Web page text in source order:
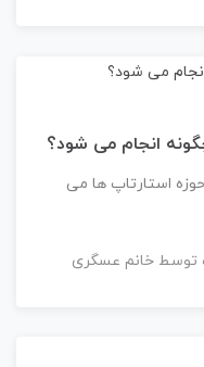
انجام می شود؟
استارتاپ ها می
توسط خانم عسگری